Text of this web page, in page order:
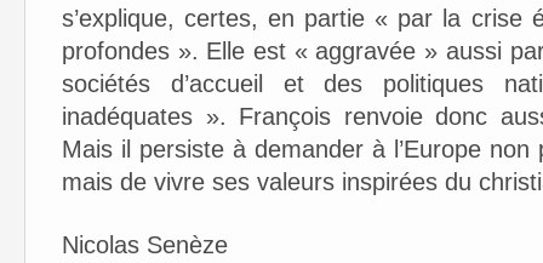
s’explique, certes, en partie « par la crise
profondes ». Elle est « aggravée » aussi
sociétés d’accueil et des politiques
inadéquates ». François renvoie donc
Mais il persiste à demander à l’Europe
mais de vivre ses valeurs inspirées du
Nicolas Senèze